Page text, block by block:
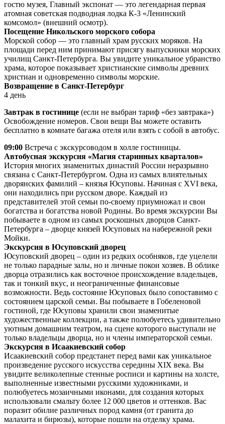
гостю музея, Главный экспонат — это легендарная первая
атомная советская подводная лодка К-3 «Ленинский
комсомол» (внешний осмотр).
Посещение Никольского морского собора
Морской собор — это главный храм русских моряков. На
площади перед ним принимают присягу выпускники морских
училищ Санкт-Петербурга. Вы увидите уникальное убранство
храма, которое показывает христианские символы древних
христиан и одновременно символы морские.
Возвращение в Санкт-Петербург
4 день
Завтрак в гостинице (если не выбран тариф «без завтрака»)
Освобождение номеров. Свои вещи Вы можете оставить
бесплатно в комнате багажа отеля или взять с собой в автобус.
09:00 Встреча с экскурсоводом в холле гостиницы.
Автобусная экскурсия «Магия старинных кварталов»
История многих знаменитых династий России неразрывно
связана с Санкт-Петербургом. Одна из самых влиятельных
дворянских фамилий – князья Юсуповы. Начиная с XVI века,
они находились при русском дворе. Каждый из
представителей этой семьи по-своему приумножал и свои
богатства и богатства новой Родины. Во время экскурсии Вы
побываете в одном из самых роскошных дворцов Санкт-
Петербурга – дворце князей Юсуповых на набережной реки
Мойки.
Экскурсия в Юсуповский дворец
Юсуповский дворец – один из редких особняков, где уцелели
не только парадные залы, но и личные покои хозяев. В облике
дворца отразились как восточное происхождение владельцев,
так и тонкий вкус, и неограниченные финансовые
возможности. Ведь состояние Юсуповых было сопоставимо с
состоянием царской семьи. Вы побываете в Гобеленовой
гостиной, где Юсуповы хранили свои знаменитые
художественные коллекции, а также полюбуетесь удивительно
уютным домашним театром, на сцене которого выступали не
только владельцы дворца, но и члены императорской семьи.
Экскурсия в Исаакиевский собор
Исаакиевский собор предстанет перед вами как уникальное
произведение русского искусства середины XIX века. Вы
увидите великолепные стенные росписи и картины на холсте,
выполненные известными русскими художниками, и
полюбуетесь мозаичными иконами, для создания которых
использовали смальту более 12 000 цветов и оттенков. Вас
поразит обилие различных пород камня (от гранита до
малахита и бирюзы), которые пошли на отделку храма.